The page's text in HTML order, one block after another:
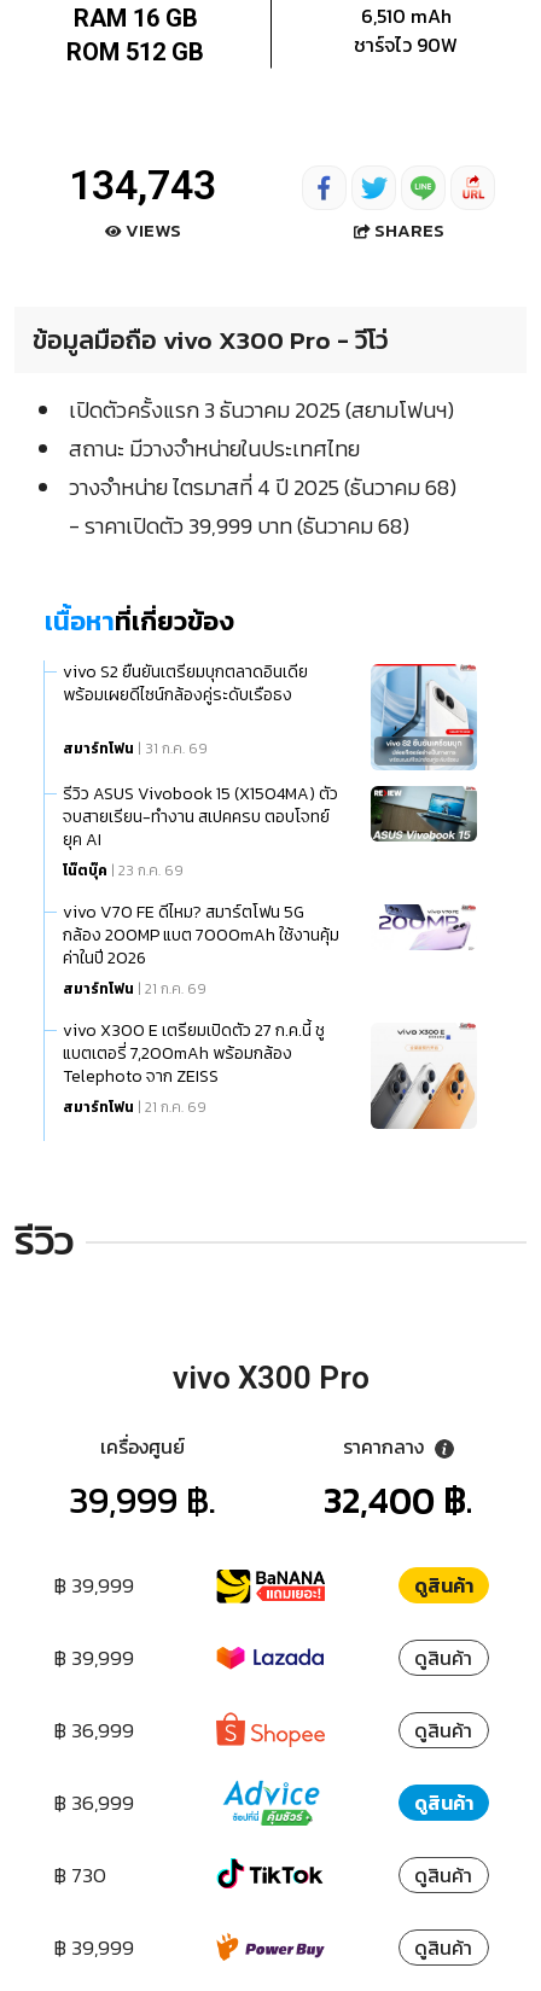
RAM 16 GB
ROM 512 GB
6,510 mAh
ชาร์จไว 90W
134,743
VIEWS SHARES
ข้อมูลมือถือ vivo X300 Pro - วีโว่
เปิดตัวครั้งแรก 3 ธันวาคม 2025 (สยามโฟนฯ)
สถานะ มีวางจำหน่ายในประเทศไทย
วางจำหน่าย ไตรมาสที่ 4 ปี 2025 (ธันวาคม 68)
- ราคาเปิดตัว 39,999 บาท (ธันวาคม 68)
เนื้อหาที่เกี่ยวข้อง
vivo S2 ยืนยันเตรียมบุกตลาดอินเดีย
พร้อมเผยดีไซน์กล้องคู่ระดับเรือธง
สมาร์ทโฟน | 31 ก.ค. 69
รีวิว ASUS Vivobook 15 (X1504MA) ตัว
จบสายเรียน-ทำงาน สเปคครบ ตอบโจทย์
ยุค AI
โน๊ตบุ๊ค | 23 ก.ค. 69
vivo V70 FE ดีไหม? สมาร์ตโฟน 5G
กล้อง 200MP แบต 7000mAh ใช้งานคุ้ม
ค่าในปี 2026
สมาร์ทโฟน | 21 ก.ค. 69
vivo X300 E เตรียมเปิดตัว 27 ก.ค.นี้ ชู
แบตเตอรี่ 7,200mAh พร้อมกล้อง
Telephoto จาก ZEISS
สมาร์ทโฟน | 21 ก.ค. 69
รีวิว
vivo X300 Pro
เครื่องศูนย์
39,999 ฿.
ราคากลาง
32,400 ฿.
฿ 39,999 ดูสินค้า
฿ 39,999 ดูสินค้า
฿ 36,999 ดูสินค้า
฿ 36,999 ดูสินค้า
฿ 730 ดูสินค้า
฿ 39,999 ดูสินค้า